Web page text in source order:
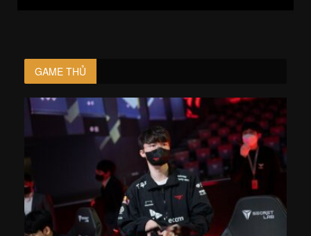
GAME THỦ